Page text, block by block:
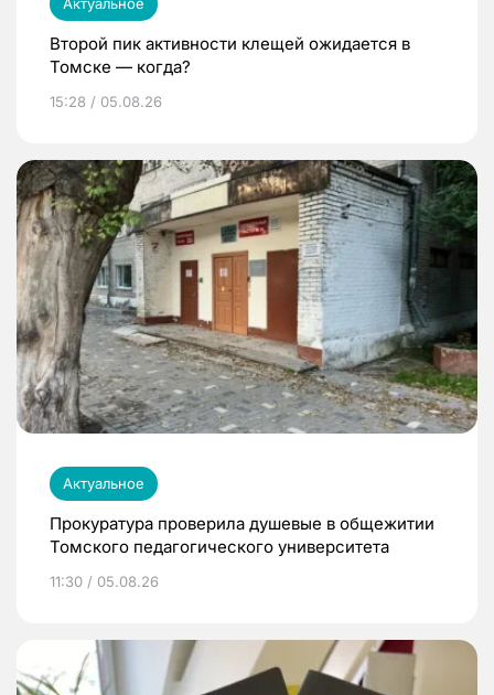
Актуальное
Второй пик активности клещей ожидается в
Томске — когда?
15:28 / 05.08.26
Актуальное
Прокуратура проверила душевые в общежитии
Томского педагогического университета
11:30 / 05.08.26